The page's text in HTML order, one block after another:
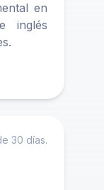
en
inglés
30 días.